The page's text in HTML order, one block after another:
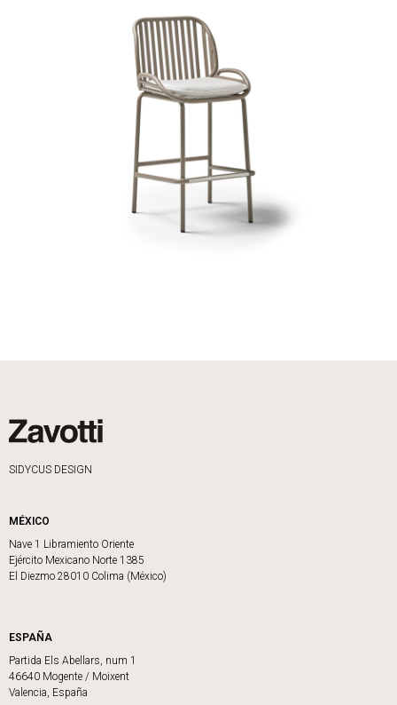
SIDYCUS DESIGN
MÉXICO
Nave 1 Libramiento Oriente
Ejército Mexicano Norte 1385
El Diezmo 28010 Colima (México)
ESPAÑA
Partida Els Abellars, num 1
46640 Mogente / Moixent
Valencia, España